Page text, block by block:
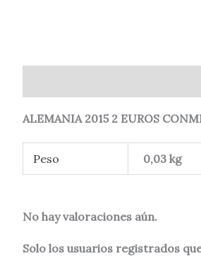
ALEMANIA 2015 2 EUROS
Peso 0,03 kg
No hay valoraciones aún.
Solo los usuarios registrados